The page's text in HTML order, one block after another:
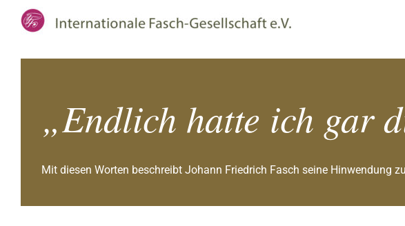
Inhalt
„Endlich hatte ich gar
Mit diesen Worten beschreibt Johann Friedrich Fasch seine Hinwendung